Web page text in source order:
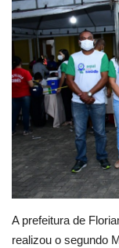
Webmail
Contato
A prefeitura de
realizou o segundo